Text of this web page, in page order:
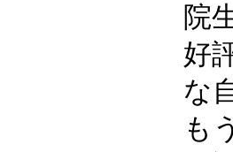
院
好
な
も